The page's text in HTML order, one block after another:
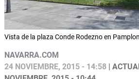
Vista de la plaza Conde Rodezno en
NAVARRA.COM
24 NOVIEMBRE, 2015 - 14:58 |